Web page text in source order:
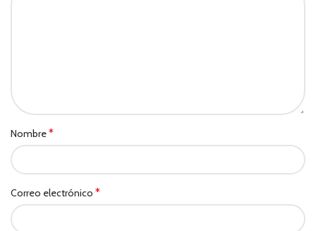
Nombre*
Correo electrónico *